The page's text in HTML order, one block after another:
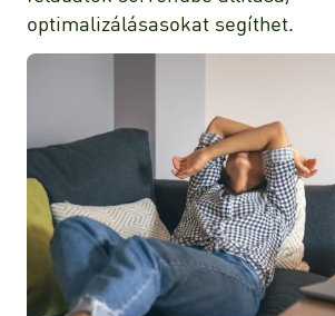
optimalizálásasokat segíthet.